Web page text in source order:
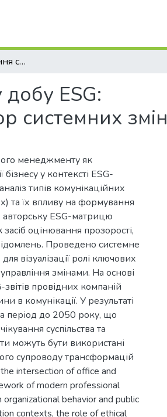
Стратегічне управління сталим бізнесом у добу ESG: комунікаційний менеджмент як каталізатор системних змін
добу ESG:
системних змін
менеджменту як
у контексті ESG-
типів комунікаційних
та їх впливу на формування
авторську ESG-матрицю
оцінювання прозорості,
Проведено системне
візуалізації ролі ключових
змінами. На основі
звітів провідних компаній
в комунікації. У результаті
період до 2050 року, що
суспільства та
можуть бути використані
супроводу трансформацій
intersection of office and
of modern professional
behavior and public
contexts, the role of ethical